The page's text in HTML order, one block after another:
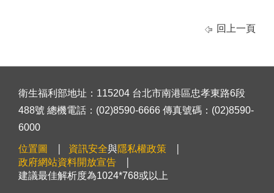
回上一頁
衛生福利部地址：115204 台北市南港區忠孝東路6段
488號 總機電話：(02)8590-6666 傳真號碼：(02)8590-
6000
位置圖 資訊安全與隱私權政策
政府網站資料開放宣告
建議最佳解析度為1024*768或以上